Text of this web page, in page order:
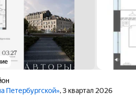
Петербургской», 3 квартал 2026